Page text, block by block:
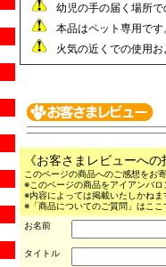
幼児の手の届く場所で
本品はペット専用です
火気の近くでの使用お
《お客さまレビューへの
このページの商品へのご感想をお
※このページの商品をアイアンバロ
※内容によっては掲載いたしかねま
※「商品についてのご質問」はこ
お名前
タイトル